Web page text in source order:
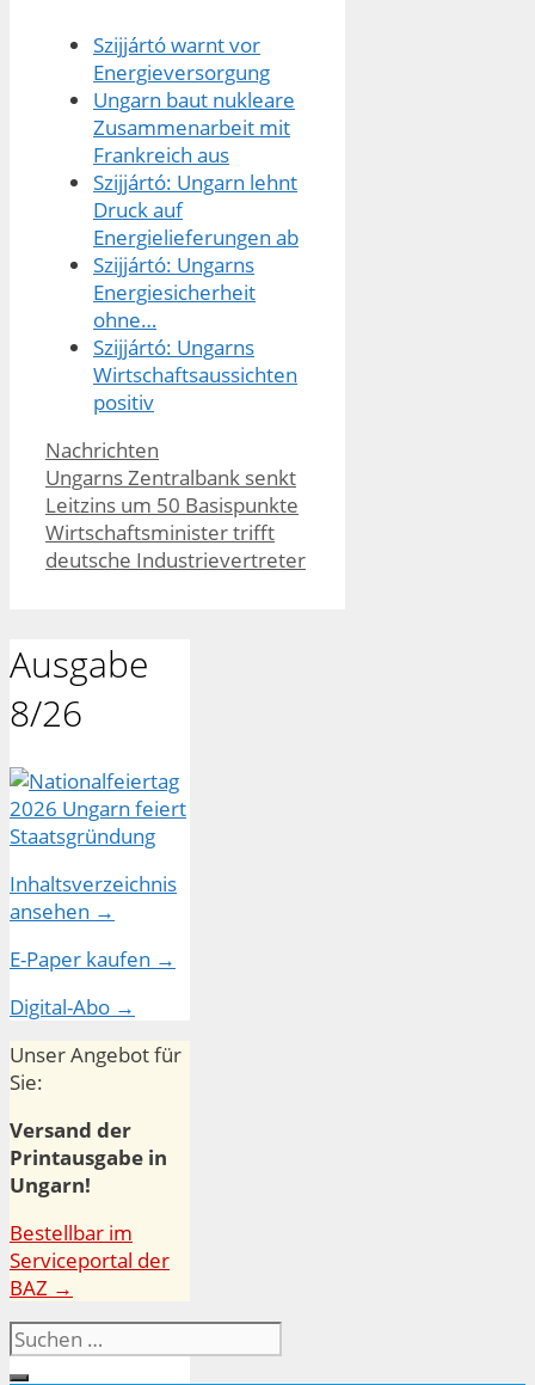
Szijjártó warnt vor
Energieversorgung
Ungarn baut nukleare
Zusammenarbeit mit
Frankreich aus
Szijjártó: Ungarn lehnt
Druck auf
Energielieferungen ab
Szijjártó: Ungarns
Energiesicherheit
ohne…
Szijjártó: Ungarns
Wirtschaftsaussichten
positiv
Kategorien
Nachrichten
Ungarns Zentralbank senkt
Leitzins um 50 Basispunkte
Wirtschaftsminister trifft
deutsche Industrievertreter
Ausgabe
8/26
Inhaltsverzeichnis
ansehen →
E-Paper kaufen →
Digital-Abo →
Unser Angebot für
Sie:
Versand der
Printausgabe in
Ungarn!
Bestellbar im
Serviceportal der
BAZ →
Suchen
nach: